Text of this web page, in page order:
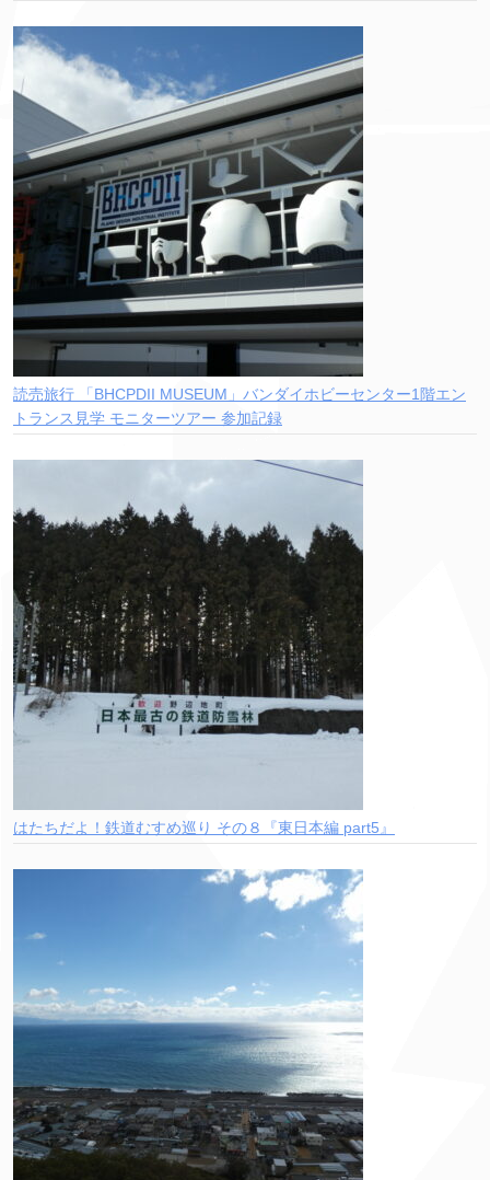
読売旅行 「BHCPDII MUSEUM」バンダイホビーセンター1階エン
トランス見学 モニターツアー 参加記録
はたちだよ！鉄道むすめ巡り その８『東日本編 part5』